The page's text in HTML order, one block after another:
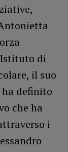
di
il suo
ha definito
che ha
i